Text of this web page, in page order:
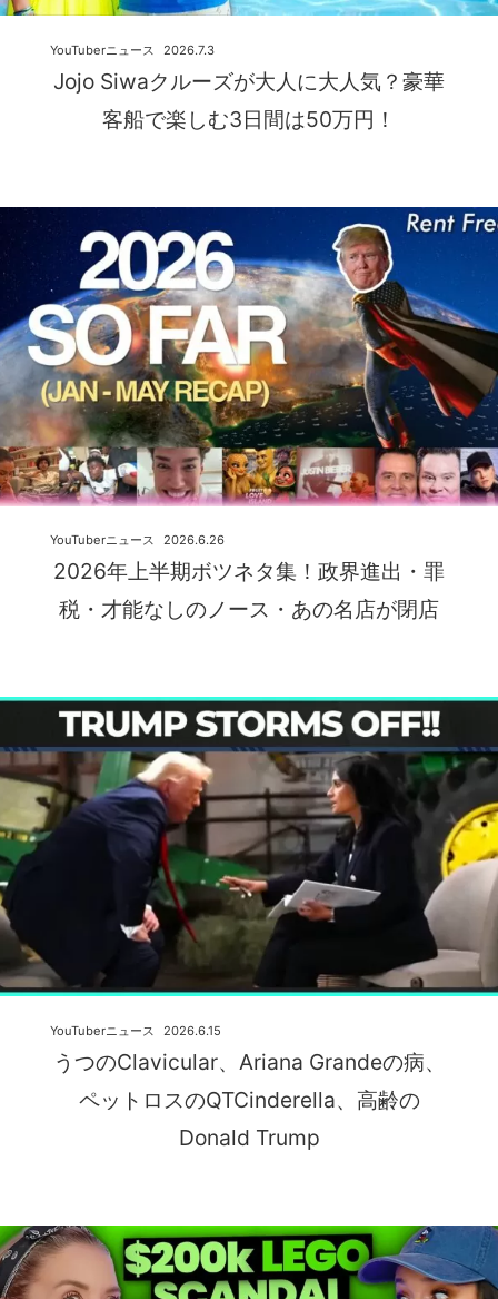
Jojo Siwaクルーズが大人に大人気？豪華
客船で楽しむ3日間は50万円！
2026.7.3
YouTuberニュース
2026年上半期ボツネタ集！政界進出・罪
税・才能なしのノース・あの名店が閉店
2026.6.26
YouTuberニュース
うつのClavicular、Ariana Grandeの病、
ペットロスのQTCinderella、高齢の
Donald Trump
2026.6.15
YouTuberニュース